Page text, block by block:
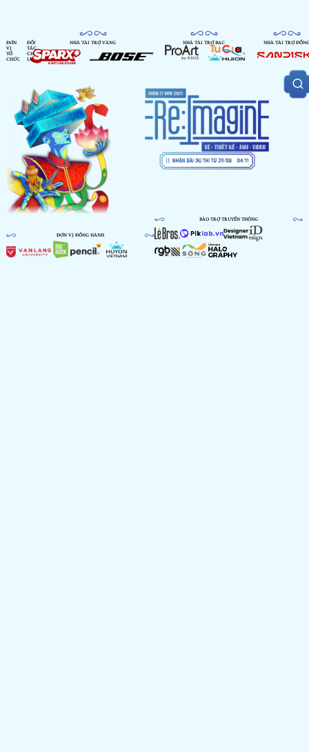
ĐƠN
VỊ
TỔ
CHỨC
ĐỐI
TÁC
CHIẾN
LƯỢC
NHÀ TÀI TRỢ VÀNG NHÀ TÀI TRỢ BẠC NHÀ TÀI TRỢ ĐỒNG
ĐƠN VỊ ĐỒNG HÀNH
BẢO TRỢ TRUYỀN THÔNG